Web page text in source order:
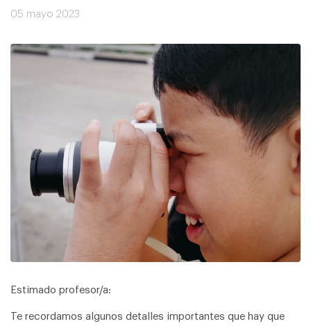
05 mayo 2023
Estimado profesor/a:
Te recordamos algunos detalles importantes que hay que